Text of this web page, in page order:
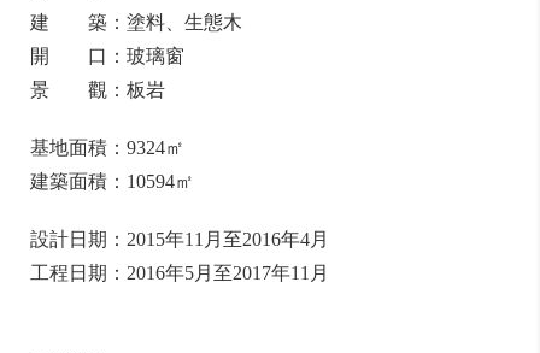
建 築：塗料、生態木
開 口：玻璃窗
景 觀：板岩
基地面積：9324㎡
建築面積：10594㎡
設計日期：2015年11月至2016年4月
工程日期：2016年5月至2017年11月